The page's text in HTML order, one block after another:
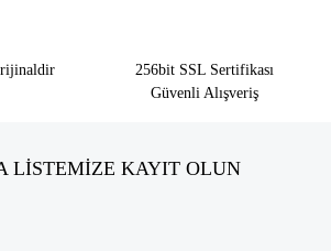
256bit SSL Sertifikası
Güvenli Alışveriş
LİSTEMİZE KAYIT OLUN